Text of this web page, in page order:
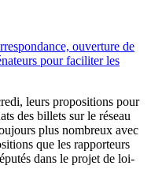
ouverture de
pour faciliter les
leurs propositions pour
des billets sur le réseau
plus nombreux avec
que les rapporteurs
dans le projet de loi-